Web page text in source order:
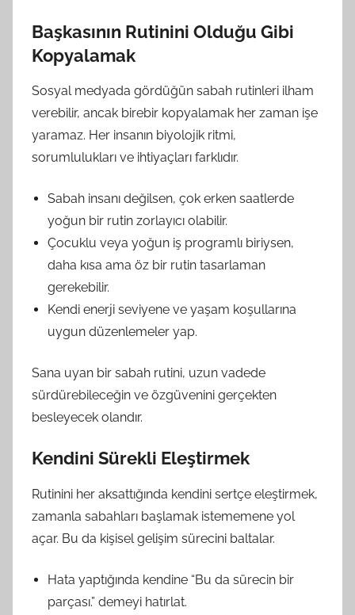
Başkasının Rutinini Olduğu Gibi
Kopyalamak
Sosyal medyada gördüğün sabah rutinleri ilham
verebilir, ancak birebir kopyalamak her zaman işe
yaramaz. Her insanın biyolojik ritmi,
sorumlulukları ve ihtiyaçları farklıdır.
Sabah insanı değilsen, çok erken saatlerde
yoğun bir rutin zorlayıcı olabilir.
Çocuklu veya yoğun iş programlı biriysen,
daha kısa ama öz bir rutin tasarlaman
gerekebilir.
Kendi enerji seviyene ve yaşam koşullarına
uygun düzenlemeler yap.
Sana uyan bir sabah rutini, uzun vadede
sürdürebileceğin ve özgüvenini gerçekten
besleyecek olandır.
Kendini Sürekli Eleştirmek
Rutinini her aksattığında kendini sertçe eleştirmek,
zamanla sabahları başlamak istememene yol
açar. Bu da kişisel gelişim sürecini baltalar.
Hata yaptığında kendine “Bu da sürecin bir
parçası.” demeyi hatırlat.